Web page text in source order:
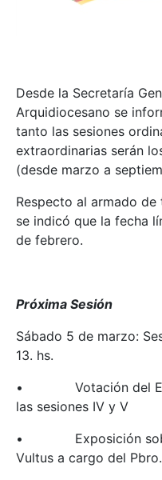
Desde la Secretaría
Arquidiocesano se
tanto las sesiones
extraordinarias serán
(desde marzo a
Respecto al armado
se indicó que la fecha
de febrero.
Próxima Sesión
Sábado 5 de marzo:
13. hs.
• Votación del
las sesiones IV y V
• Exposición sobre
Vultus a cargo del